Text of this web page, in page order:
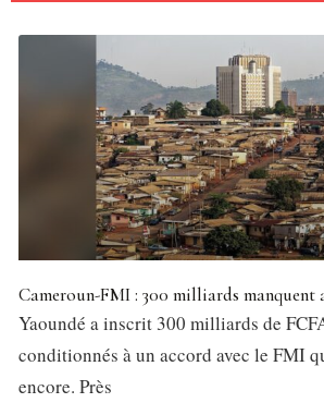
Cameroun-FMI : 300 milliards manquent
Yaoundé a inscrit 300 milliards de
conditionnés à un accord avec le FMI
encore. Près